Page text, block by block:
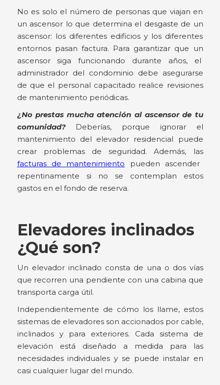
No es solo el número de personas que viajan en
un ascensor lo que determina el desgaste de un
ascensor: los diferentes edificios y los diferentes
entornos pasan factura. Para garantizar que un
ascensor siga funcionando durante años, el
administrador del condominio debe asegurarse
de que el personal capacitado realice revisiones
de mantenimiento periódicas.
¿No prestas mucha atención al ascensor de tu
comunidad?Deberías, porque ignorar el
mantenimiento del elevador residencial puede
crear problemas de seguridad. Además, las
facturas de mantenimiento pueden ascender
repentinamente si no se contemplan estos
gastos en el fondo de reserva.
Elevadores inclinados
¿Qué son?
Un elevador inclinado consta de una o dos vías
que recorren una pendiente con una cabina que
transporta carga útil.
Independientemente de cómo los llame, estos
sistemas de elevadores son accionados por cable,
inclinados y para exteriores. Cada sistema de
elevación está diseñado a medida para las
necesidades individuales y se puede instalar en
casi cualquier lugar del mundo.